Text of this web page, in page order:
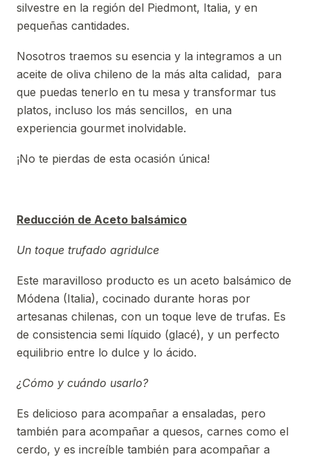
silvestre en la región del Piedmont, Italia, y en
pequeñas cantidades.
Nosotros traemos su esencia y la integramos a un
aceite de oliva chileno de la más alta calidad, para
que puedas tenerlo en tu mesa y transformar tus
platos, incluso los más sencillos, en una
experiencia gourmet inolvidable.
¡No te pierdas de esta ocasión única!
Reducción de Aceto balsámico
Un toque trufado agridulce
Este maravilloso producto es un aceto balsámico de
Módena (Italia), cocinado durante horas por
artesanas chilenas, con un toque leve de trufas. Es
de consistencia semi líquido (glacé), y un perfecto
equilibrio entre lo dulce y lo ácido.
¿Cómo y cuándo usarlo?
Es delicioso para acompañar a ensaladas, pero
también para acompañar a quesos, carnes como el
cerdo, y es increíble también para acompañar a